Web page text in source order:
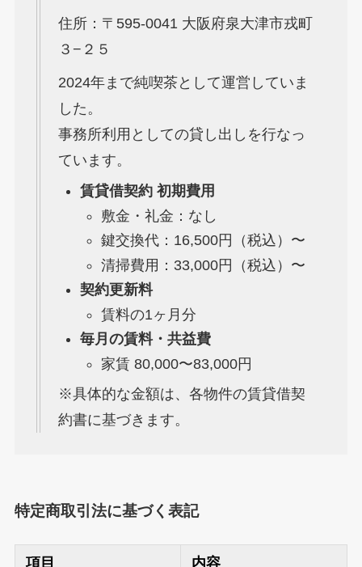
住所：〒595-0041 大阪府泉大津市戎町
３−２５
2024年まで純喫茶として運営していま
した。
事務所利用としての貸し出しを行なっ
ています。
賃貸借契約 初期費用
敷金・礼金：なし
鍵交換代：16,500円（税込）〜
清掃費用：33,000円（税込）〜
契約更新料
賃料の1ヶ月分
毎月の賃料・共益費
家賃 80,000〜83,000円
※具体的な金額は、各物件の賃貸借契
約書に基づきます。
特定商取引法に基づく表記
項目 内容